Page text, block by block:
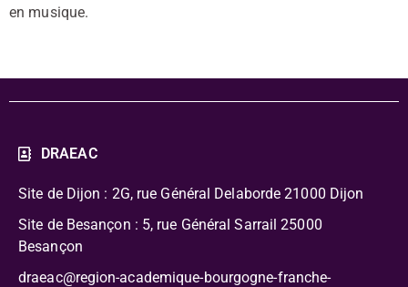
en musique.
DRAEAC
Site de Dijon : 2G, rue Général Delaborde 21000 Dijon
Site de Besançon : 5, rue Général Sarrail 25000
Besançon
draeac@region-academique-bourgogne-franche-